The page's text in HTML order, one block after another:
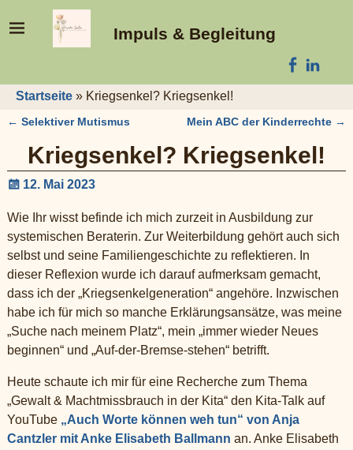
Impuls & Begleitung
Startseite » Kriegsenkel? Kriegsenkel!
← Selektiver Mutismus Mein ABC der Kinderrechte →
Kriegsenkel? Kriegsenkel!
12. Mai 2023
Wie Ihr wisst befinde ich mich zurzeit in Ausbildung zur
systemischen Beraterin. Zur Weiterbildung gehört auch sich
selbst und seine Familiengeschichte zu reflektieren. In
dieser Reflexion wurde ich darauf aufmerksam gemacht,
dass ich der „Kriegsenkelgeneration“ angehöre. Inzwischen
habe ich für mich so manche Erklärungsansätze, was meine
„Suche nach meinem Platz“, mein „immer wieder Neues
beginnen“ und „Auf-der-Bremse-stehen“ betrifft.
Heute schaute ich mir für eine Recherche zum Thema
„Gewalt & Machtmissbrauch in der Kita“ den Kita-Talk auf
YouTube „Auch Worte können weh tun“ von Anja
Cantzler mit Anke Elisabeth Ballmann an. Anke Elisabeth